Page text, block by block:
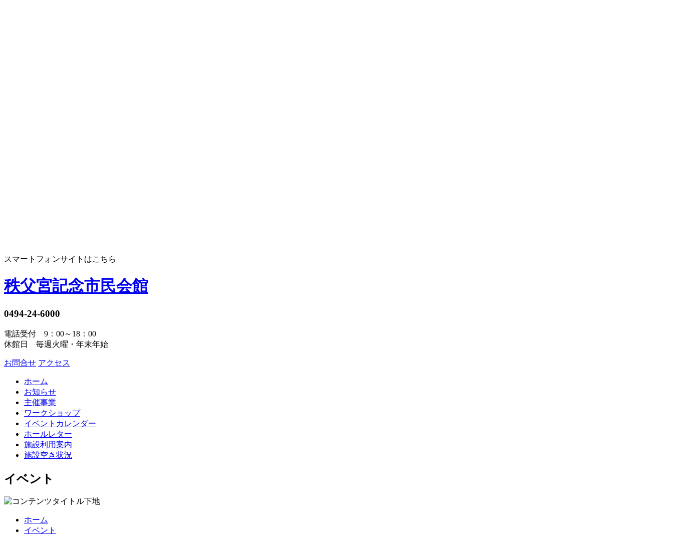
スマートフォンサイトはこちら
秩父宮記念市民会館
0494-24-6000
電話受付 9：00～18：00
休館日 毎週火曜・年末年始
お問合せ アクセス
ホーム
お知らせ
主催事業
ワークショップ
イベントカレンダー
ホールレター
施設利用案内
施設空き状況
イベント
ホーム
イベント